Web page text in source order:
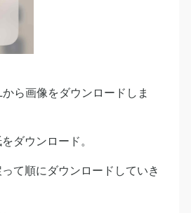
ら画像をダウンロードしま
ダウンロード。
て順にダウンロードしていき